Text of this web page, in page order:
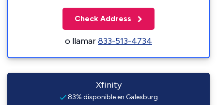
Check Address
o llamar833-513-4734
Xfinity
83% disponible en Galesburg